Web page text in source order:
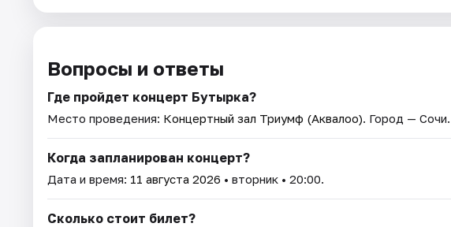
Вопросы и ответы
Где пройдет концерт Бутырка?
Место проведения: Концертный зал Триумф (Аквалоо). Город — Сочи.
Когда запланирован концерт?
Дата и время: 11 августа 2026 • вторник • 20:00.
Сколько стоит билет?